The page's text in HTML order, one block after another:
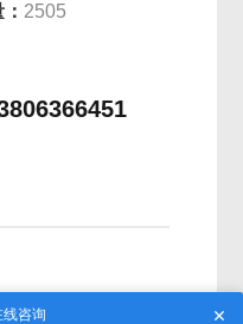
2505
分离技术是有
线咨询